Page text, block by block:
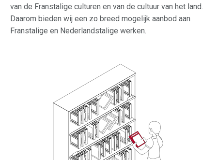
van de Franstalige culturen en van de cultuur van het land.
Daarom bieden wij een zo breed mogelijk aanbod aan
Franstalige en Nederlandstalige werken.